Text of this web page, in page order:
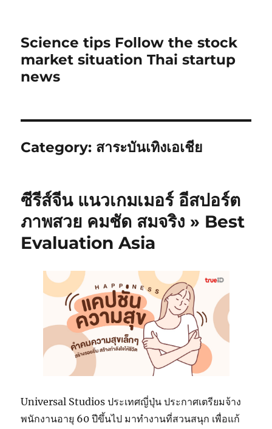
Science tips Follow the stock
market situation Thai startup
news
Category: สาระบันเทิงเอเชีย
ซีรีส์จีน แนวเกมเมอร์ อีสปอร์ต
ภาพสวย คมชัด สมจริง » Best
Evaluation Asia
Universal Studios ประเทศญี่ปุ่น ประกาศเตรียมจ้าง
พนักงานอายุ 60 ปีขึ้นไป มาทำงานที่สวนสนุก เพื่อแก้